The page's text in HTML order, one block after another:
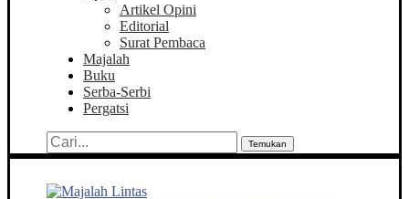
Artikel Opini
Editorial
Surat Pembaca
Majalah
Buku
Serba-Serbi
Pergatsi
Temukan